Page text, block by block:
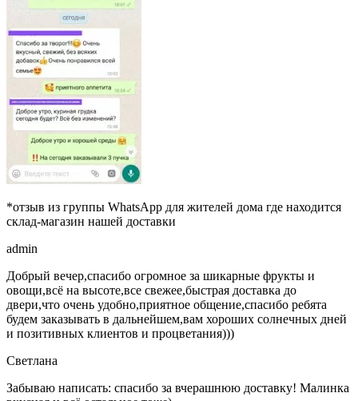
*отзыв из группы WhatsApp для жителей дома где находится
склад-магазин нашей доставки
admin
Добрый вечер,спасибо огромное за шикарные фрукты и
овощи,всё на высоте,все свежее,быстрая доставка до
двери,что очень удобно,приятное общение,спасибо ребята
будем заказывать в дальнейшем,вам хороших солнечных дней
и позитивных клиентов и процветания)))
Светлана
Забываю написать: спасибо за вчерашнюю доставку! Малинка